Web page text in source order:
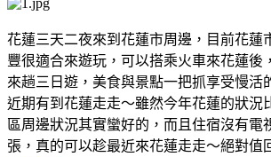
花蓮三天二夜來到花蓮市周邊，目前花蓮
豐很適合來遊玩，可以搭乘火車來花蓮後
來趟三日遊，美食與景點一把抓享受慢活
近期有到花蓮走走～雖然今年花蓮的狀況
區周邊狀況其實蠻好的，而且住宿沒有電
張，真的可以趁最近來花蓮走走～絕對值